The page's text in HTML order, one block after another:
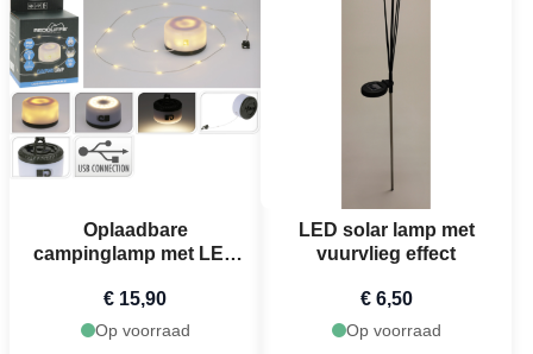
Oplaadbare
campinglamp met LED
€ 15,90
Op voorraad
LED solar lamp met
vuurvlieg effect
€ 6,50
Op voorraad